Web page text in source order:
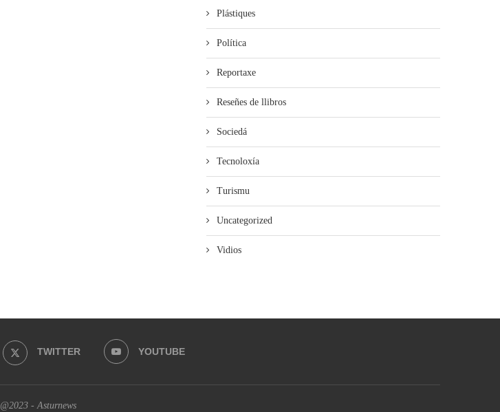
Plástiques
Política
Reportaxe
Reseñes de llibros
Sociedá
Tecnoloxía
Turismu
Uncategorized
Vidios
TWITTER YOUTUBE
@2023 - Asturnews